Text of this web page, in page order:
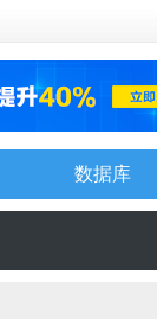
数据库